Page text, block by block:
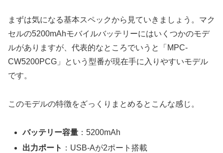
まずは気になる基本スペックから見ていきましょう。マク
セルの5200mAhモバイルバッテリーにはいくつかのモデ
ルがありますが、代表的なところでいうと「MPC-
CW5200PCG」という型番が現在手に入りやすいモデル
です。
このモデルの特徴をざっくりまとめるとこんな感じ。
バッテリー容量 ：5200mAh
出力ポート ：USB-Aが2ポート搭載